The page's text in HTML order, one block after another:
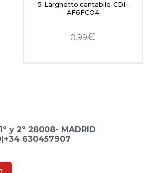
5-Larghetto cantabile-CDI-
AF6FCO4
0.99€
y 2º 28008- MADRID
|+34 630457907